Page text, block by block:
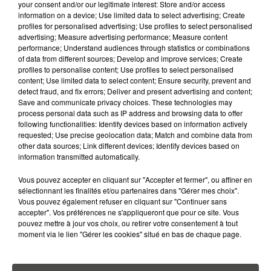
PLUS CHER QU'IL Y A CINQ ANS,
ALERTE L’ONU
5 août 2026
QUELLES SONT LES MARQUES QUI
OFFRENT LE MEILLEUR RAPPORT...
RETROUVEZ TOUTE L'ACTU DE LA RÉGION ET
EN TÉLÉCHARGEANT L'APPLICATION MOBILE
RCA
LA RÉDACTION Voir toute l'équipe RCA
your consent and/or our legitimate interest: Store and/or access
information on a device; Use limited data to select advertising; Create
profiles for personalised advertising; Use profiles to select personalised
advertising; Measure advertising performance; Measure content
performance; Understand audiences through statistics or combinations
of data from different sources; Develop and improve services; Create
profiles to personalise content; Use profiles to select personalised
content; Use limited data to select content; Ensure security, prevent and
detect fraud, and fix errors; Deliver and present advertising and content;
Save and communicate privacy choices. These technologies may
process personal data such as IP address and browsing data to offer
following functionalities: Identify devices based on information actively
requested; Use precise geolocation data; Match and combine data from
other data sources; Link different devices; Identify devices based on
information transmitted automatically.
Vous pouvez accepter en cliquant sur "Accepter et fermer", ou affiner en
sélectionnant les finalités et/ou partenaires dans "Gérer mes choix".
Vous pouvez également refuser en cliquant sur "Continuer sans
accepter". Vos préférences ne s'appliqueront que pour ce site. Vous
pouvez mettre à jour vos choix, ou retirer votre consentement à tout
moment via le lien "Gérer les cookies" situé en bas de chaque page.